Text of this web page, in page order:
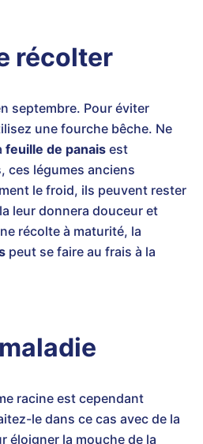
récolter
septembre. Pour éviter
une fourche bêche. Ne
feuille de panais est
ces légumes anciens
le froid, ils peuvent rester
leur donnera douceur et
récolte à maturité, la
peut se faire au frais à la
racine est cependant
le dans ce cas avec de la
éloigner la mouche de la